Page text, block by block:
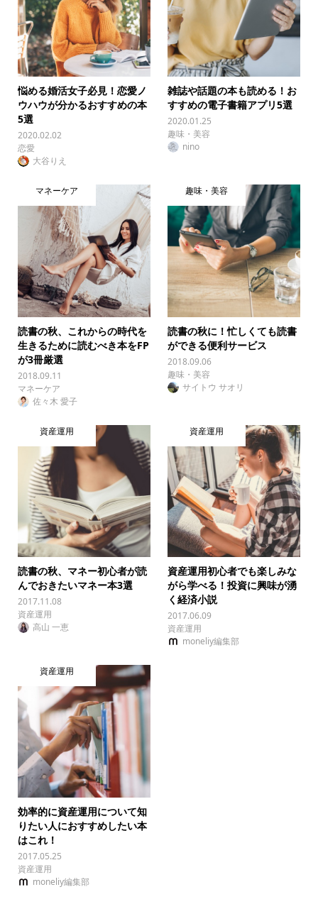
悩める婚活女子必見！恋愛ノ
ウハウが分かるおすすめの本
5選
2020.02.02
恋愛
大谷りえ
雑誌や話題の本も読める！お
すすめの電子書籍アプリ5選
2020.01.25
趣味・美容
nino
マネーケア
読書の秋、これからの時代を
生きるために読むべき本をFP
が3冊厳選
2018.09.11
マネーケア
佐々木 愛子
趣味・美容
読書の秋に！忙しくても読書
ができる便利サービス
2018.09.06
趣味・美容
サイトウ サオリ
資産運用
読書の秋、マネー初心者が読
んでおきたいマネー本3選
2017.11.08
資産運用
高山 一恵
資産運用
資産運用初心者でも楽しみな
がら学べる！投資に興味が湧
く経済小説
2017.06.09
資産運用
moneliy編集部
資産運用
効率的に資産運用について知
りたい人におすすめしたい本
はこれ！
2017.05.25
資産運用
moneliy編集部